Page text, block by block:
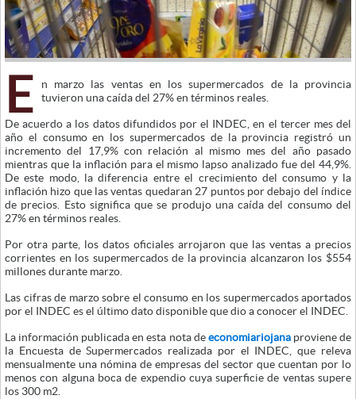
E
n marzo las ventas en los supermercados de la provincia
tuvieron una caída del 27% en términos reales.
De acuerdo a los datos difundidos por el INDEC, en el tercer mes del
año el consumo en los supermercados de la provincia registró un
incremento del 17,9% con relación al mismo mes del año pasado
mientras que la inflación para el mismo lapso analizado fue del 44,9%.
De este modo, la diferencia entre el crecimiento del consumo y la
inflación hizo que las ventas quedaran 27 puntos por debajo del índice
de precios. Esto significa que se produjo una caída del consumo del
27% en términos reales.
Por otra parte, los datos oficiales arrojaron que las ventas a precios
corrientes en los supermercados de la provincia alcanzaron los $554
millones durante marzo.
Las cifras de marzo sobre el consumo en los supermercados aportados
por el INDEC es el último dato disponible que dio a conocer el INDEC.
La información publicada en esta nota deeconomiariojanaproviene de
la Encuesta de Supermercados realizada por el INDEC, que releva
mensualmente una nómina de empresas del sector que cuentan por lo
menos con alguna boca de expendio cuya superficie de ventas supere
los 300 m2.